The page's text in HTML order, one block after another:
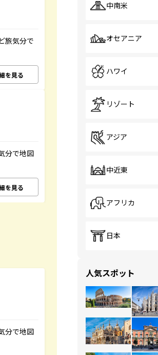
旅気分で
を見る
分で地図
を見る
分で地図
中南米
オセアニア
ハワイ
リゾート
アジア
中近東
アフリカ
日本
人気スポット